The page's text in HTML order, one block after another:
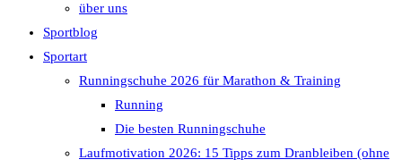
über uns
Sportblog
Sportart
Runningschuhe 2026 für Marathon & Training
Running
Die besten Runningschuhe
Laufmotivation 2026: 15 Tipps zum Dranbleiben (ohne